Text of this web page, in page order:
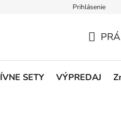
Podmienky
Prihlásenie
KOŠÍK
SETY VÝPREDAJ